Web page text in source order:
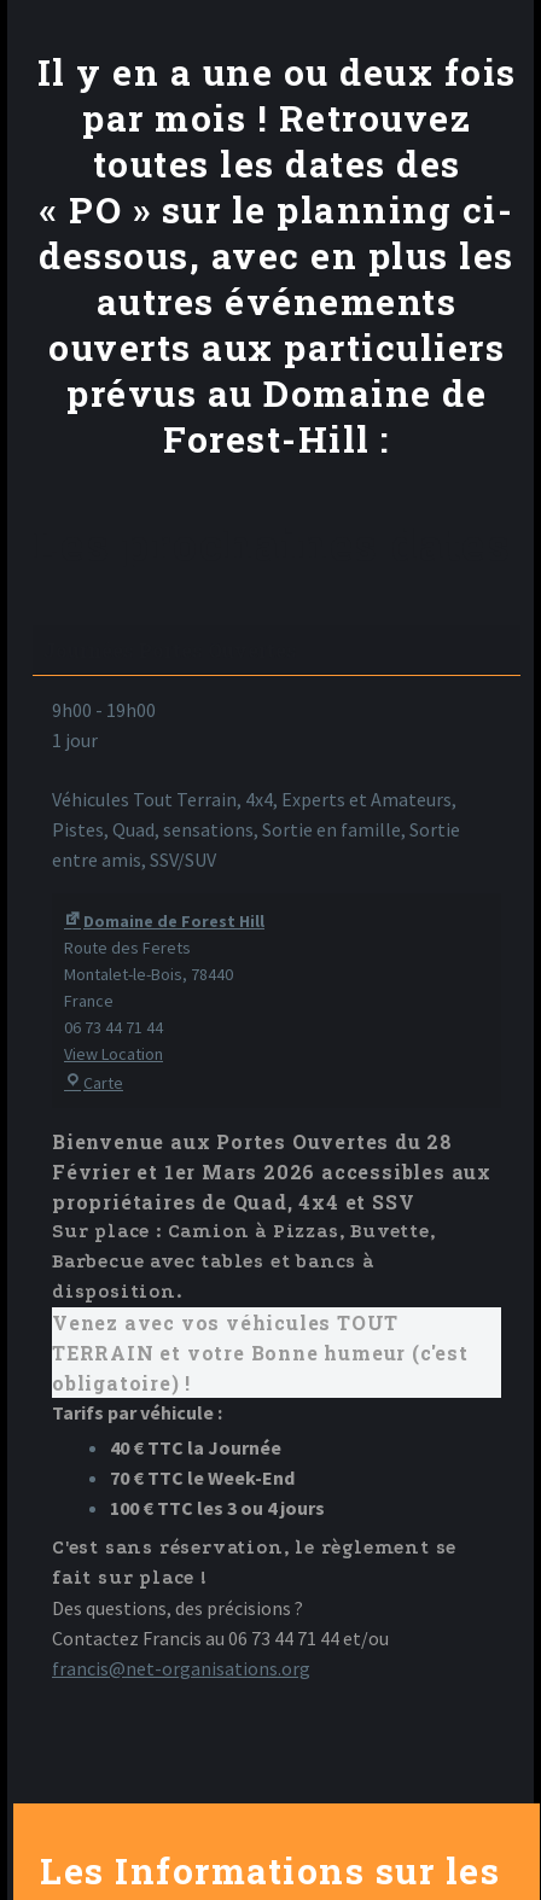
Il y en a une ou deux fois
par mois ! Retrouvez
toutes les dates des
« PO » sur le planning ci-
dessous, avec en plus les
autres événements
ouverts aux particuliers
prévus au Domaine de
Forest-Hill :
9h00 - 19h00
1 jour
Véhicules Tout Terrain, 4x4, Experts et Amateurs,
Pistes, Quad, sensations, Sortie en famille, Sortie
entre amis, SSV/SUV
Domaine de Forest Hill
Route des Ferets
Montalet-le-Bois, 78440
France
06 73 44 71 44
View Location
Carte
de
Forest
Bienvenue aux Portes Ouvertes du 28
Février et 1er Mars 2026 accessibles aux
propriétaires de Quad, 4x4 et SSV
Sur place : Camion à Pizzas, Buvette,
Barbecue avec tables et bancs à
disposition.
Venez avec vos véhicules TOUT
TERRAIN et votre Bonne humeur (c'est
obligatoire) !
Tarifs par véhicule :
40 € TTC la Journée
70 € TTC le Week-End
100 € TTC les 3 ou 4 jours
C'est sans réservation, le règlement se
fait sur place !
Des questions, des précisions ?
Contactez Francis au 06 73 44 71 44 et/ou
francis@net-organisations.org
Les Informations sur les